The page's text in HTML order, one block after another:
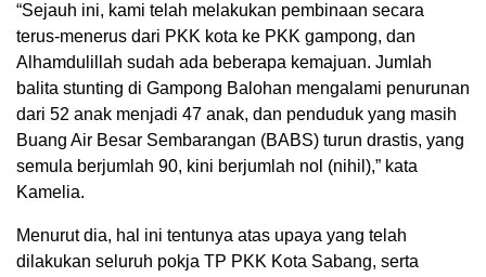
“Sejauh ini, kami telah melakukan pembinaan secara
terus-menerus dari PKK kota ke PKK gampong, dan
Alhamdulillah sudah ada beberapa kemajuan. Jumlah
balita stunting di Gampong Balohan mengalami penurunan
dari 52 anak menjadi 47 anak, dan penduduk yang masih
Buang Air Besar Sembarangan (BABS) turun drastis, yang
semula berjumlah 90, kini berjumlah nol (nihil),” kata
Kamelia.
Menurut dia, hal ini tentunya atas upaya yang telah
dilakukan seluruh pokja TP PKK Kota Sabang, serta